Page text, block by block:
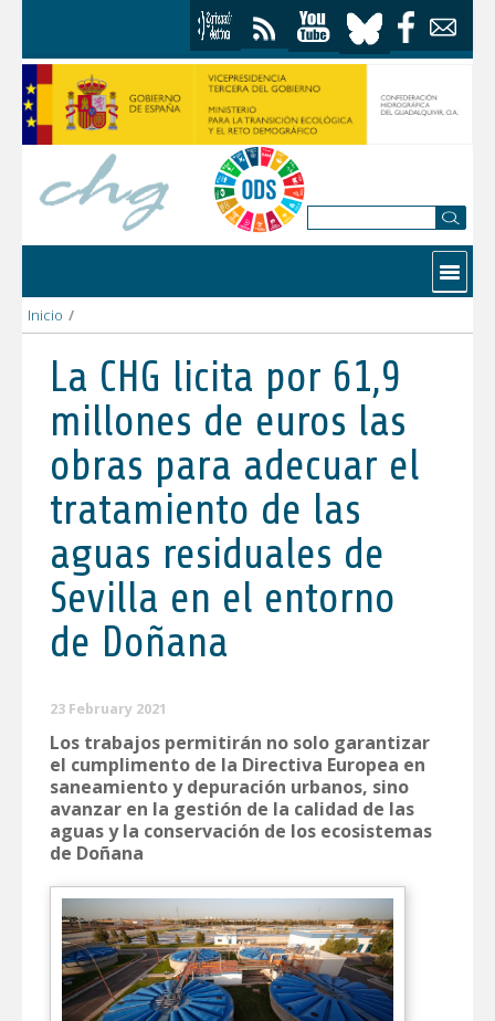
Contactar
Inicio /
La CHG licita por 61,9
millones de euros las
obras para adecuar el
tratamiento de las
aguas residuales de
Sevilla en el entorno
de Doñana
23 February 2021
Los trabajos permitirán no solo garantizar
el cumplimento de la Directiva Europea en
saneamiento y depuración urbanos, sino
avanzar en la gestión de la calidad de las
aguas y la conservación de los ecosistemas
de Doñana